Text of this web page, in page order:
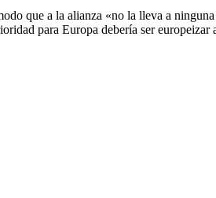
que a la alianza «no la lleva a
para Europa debería ser